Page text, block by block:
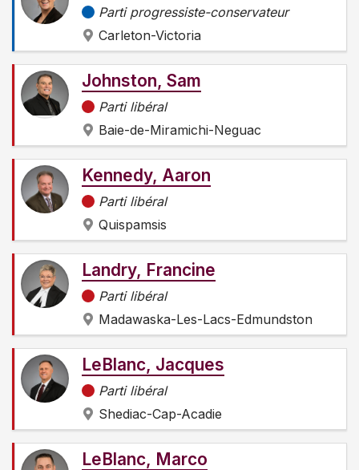
Parti progressiste-conservateur
Carleton-Victoria
Johnston, Sam
Parti libéral
Baie-de-Miramichi-Neguac
Kennedy, Aaron
Parti libéral
Quispamsis
Landry, Francine
Parti libéral
Madawaska-Les-Lacs-Edmundston
LeBlanc, Jacques
Parti libéral
Shediac-Cap-Acadie
LeBlanc, Marco